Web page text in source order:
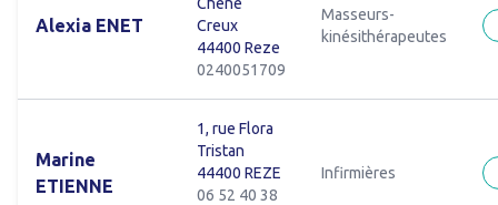
Alexia ENET
Creux
44400 Reze
0240051709
Masseurs-
kinésithérapeutes
Marine
ETIENNE
1, rue Flora
Tristan
44400 REZE
06 52 40 38
Infirmières